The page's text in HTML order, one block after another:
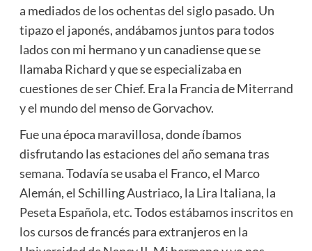
a mediados de los ochentas del siglo pasado. Un
tipazo el japonés, andábamos juntos para todos
lados con mi hermano y un canadiense que se
llamaba Richard y que se especializaba en
cuestiones de ser Chief. Era la Francia de Miterrand
y el mundo del menso de Gorvachov.
Fue una época maravillosa, donde íbamos
disfrutando las estaciones del año semana tras
semana. Todavía se usaba el Franco, el Marco
Alemán, el Schilling Austriaco, la Lira Italiana, la
Peseta Española, etc. Todos estábamos inscritos en
los cursos de francés para extranjeros en la